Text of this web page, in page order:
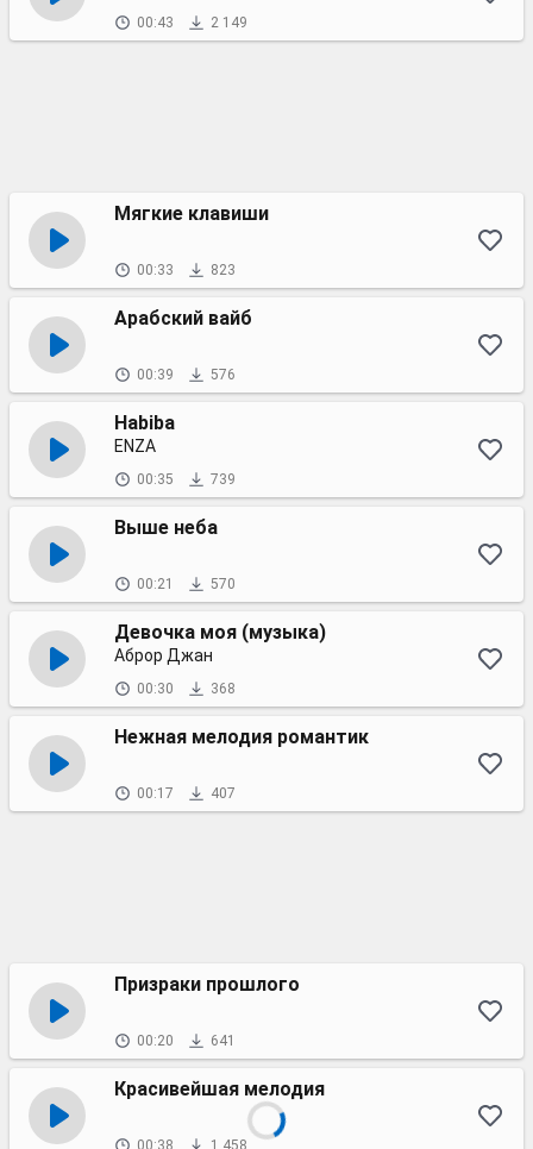
00:43 2 149
Мягкие клавиши
00:33 823
Арабский вайб
00:39 576
Habiba
ENZA
00:35 739
Выше неба
00:21 570
Девочка моя (музыка)
Аброр Джан
00:30 368
Нежная мелодия романтик
00:17 407
Призраки прошлого
00:20 641
Красивейшая мелодия
00:38 1 458